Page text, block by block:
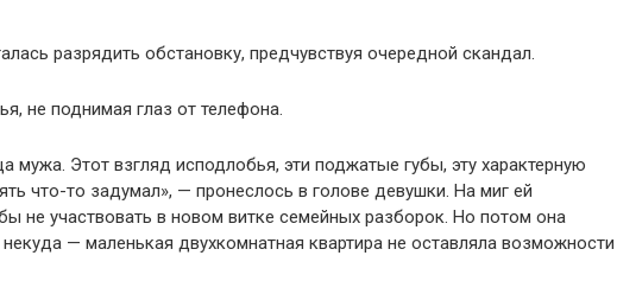
разрядить обстановку, предчувствуя очередной скандал.
не поднимая глаз от телефона.
мужа. Этот взгляд исподлобья, эти поджатые губы, эту характерную
что-то задумал», — пронеслось в голове девушки. На миг ей
не участвовать в новом витке семейных разборок. Но потом она
— маленькая двухкомнатная квартира не оставляла возможности